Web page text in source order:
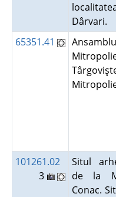
Dârvari.
65351.41
101261.02
3
Situl
de la
Conac.